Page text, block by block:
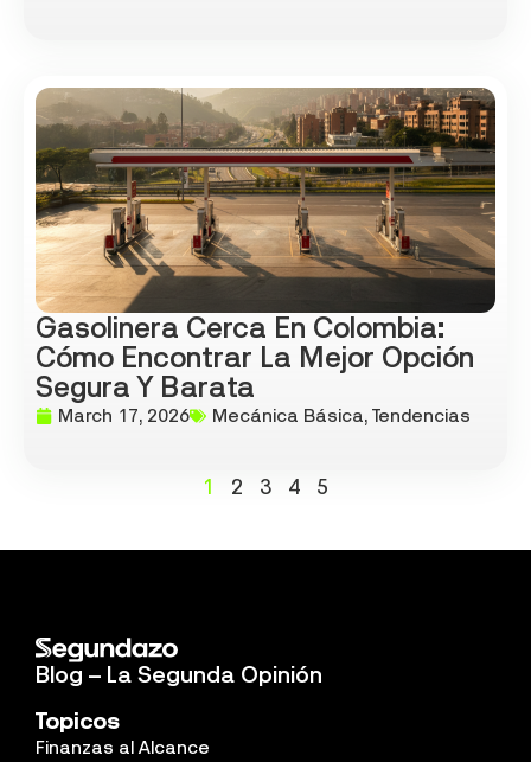
Gasolinera Cerca En Colombia:
Cómo Encontrar La Mejor Opción
Segura Y Barata
March 17, 2026 Mecánica Básica,Tendencias
1 2 3 4 5
Blog – La Segunda Opinión
Topicos
Finanzas al Alcance